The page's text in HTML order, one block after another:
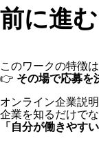
前に進
このワークの特徴は
👉 その場で応募を
オンライン企業説明
企業を知るだけでな
「自分が働きやす